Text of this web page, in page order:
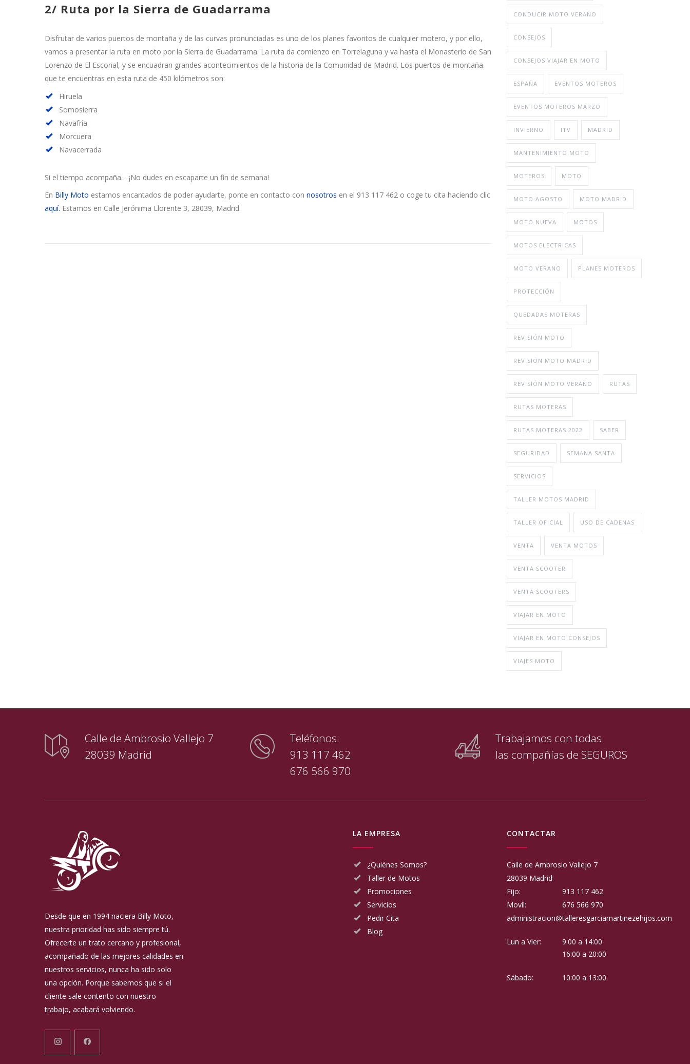
2/ Ruta por la Sierra de Guadarrama
Disfrutar de varios puertos de montaña y de las curvas pronunciadas es uno de los planes favoritos de cualquier motero, y por ello,
vamos a presentar la ruta en moto por la Sierra de Guadarrama. La ruta da comienzo en Torrelaguna y va hasta el Monasterio de San
Lorenzo de El Escorial, y se encuadran grandes acontecimientos de la historia de la Comunidad de Madrid. Los puertos de montaña
que te encuentras en esta ruta de 450 kilómetros son:
Hiruela
Somosierra
Navafría
Morcuera
Navacerrada
Si el tiempo acompaña… ¡No dudes en escaparte un fin de semana!
En Billy Moto estamos encantados de poder ayudarte, ponte en contacto con nosotros en el 913 117 462 o coge tu cita haciendo clic
aquí. Estamos en Calle Jerónima Llorente 3, 28039, Madrid.
CONDUCIR MOTO VERANO
CONSEJOS
CONSEJOS VIAJAR EN MOTO
ESPAÑA EVENTOS MOTEROS
EVENTOS MOTEROS MARZO
INVIERNO ITV MADRID
MANTENIMIENTO MOTO
MOTEROS MOTO
MOTO AGOSTO MOTO MADRID
MOTO NUEVA MOTOS
MOTOS ELECTRICAS
MOTO VERANO PLANES MOTEROS
PROTECCIÓN
QUEDADAS MOTERAS
REVISIÓN MOTO
REVISIÓN MOTO MADRID
REVISIÓN MOTO VERANO RUTAS
RUTAS MOTERAS
RUTAS MOTERAS 2022 SABER
SEGURIDAD SEMANA SANTA
SERVICIOS
TALLER MOTOS MADRID
TALLER OFICIAL USO DE CADENAS
VENTA VENTA MOTOS
VENTA SCOOTER
VENTA SCOOTERS
VIAJAR EN MOTO
VIAJAR EN MOTO CONSEJOS
VIAJES MOTO
Calle de Ambrosio Vallejo 7
28039 Madrid
Teléfonos:
913 117 462
676 566 970
Trabajamos con todas
las compañías de SEGUROS
Desde que en 1994 naciera Billy Moto,
nuestra prioridad has sido siempre tú.
Ofrecerte un trato cercano y profesional,
acompañado de las mejores calidades en
nuestros servicios, nunca ha sido solo
una opción. Porque sabemos que si el
cliente sale contento con nuestro
trabajo, acabará volviendo.
LA EMPRESA
¿Quiénes Somos?
Taller de Motos
Promociones
Servicios
Pedir Cita
Blog
CONTACTAR
Calle de Ambrosio Vallejo 7
28039 Madrid
Fijo:
913 117 462
Movil:
676 566 970
administracion@talleresgarciamartinezehijos.com
Lun a Vier:
9:00 a 14:00
16:00 a 20:00
Sábado: 10:00 a 13:00